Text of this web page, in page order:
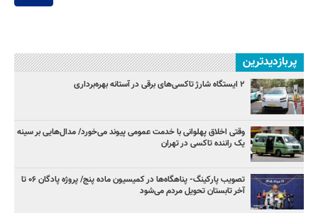
پربازدیدترین
۲ ایستگاه شارژ تاکسی‌های برقی در آستانه بهره‌برداری
وقتی اخلاق پهلوانی با خدمت عمومی پیوند می‌خورد/ مدال‌هایی بر سینه
یک راننده تاکسی در تهران
تصویب پارکینگ- پناهگاه‌ها در کمیسیون ماده پنج/ پروژه پادگان ۰۶ تا
آخر تابستان تحویل مردم می‌شود